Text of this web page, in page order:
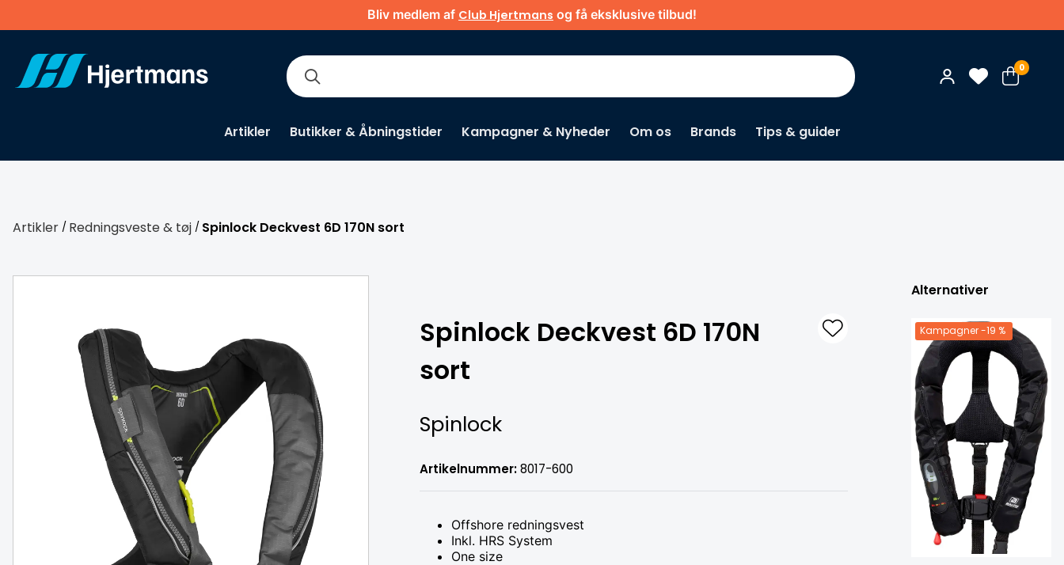
Bliv medlem af Club Hjertmans og få eksklusive tilbud!
0
Artikler Butikker & Åbningstider Kampagner & Nyheder Om os Brands Tips & guider
Spinlock Deckvest 6D 170N Hvid
TILGÆNGELIG PÅ LAGER
Artikler / Redningsveste & tøj / Spinlock Deckvest 6D 170N sort
Spinlock Deckvest 6D 170N
sort
Spinlock
Artikelnummer:8017-600
Offshore redningsvest
Inkl. HRS System
One size
Alternativer
Kampagner-19 %